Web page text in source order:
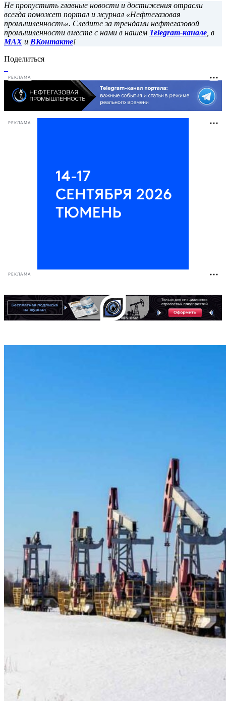
Не пропустить главные новости и достижения отрасли
всегда поможет портал и журнал «Нефтегазовая
промышленность». Следите за трендами нефтегазовой
промышленности вместе с нами в нашем Telegram-канале , в
MAX и ВКонтакте!
Поделиться
РЕКЛАМА
РЕКЛАМА
РЕКЛАМА